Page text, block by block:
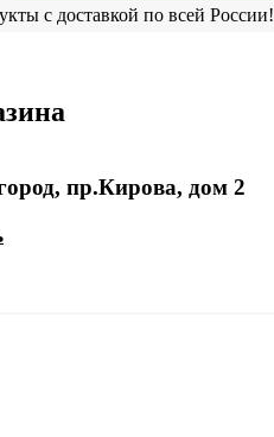
с доставкой по всей России!
пр.Кирова, дом 2